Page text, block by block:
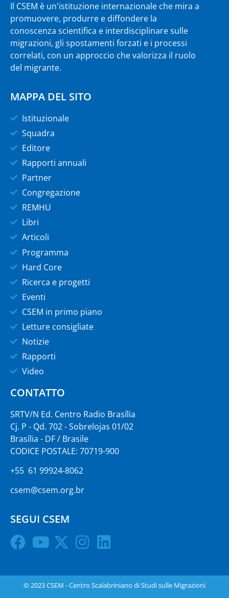
Il CSEM è un'istituzione internazionale che mira a
promuovere, produrre e diffondere la
conoscenza scientifica e interdisciplinare sulle
migrazioni, gli spostamenti forzati e i processi
correlati, con un approccio che valorizza il ruolo
del migrante.
MAPPA DEL SITO
Istituzionale
Squadra
Editore
Rapporti annuali
Partner
Congregazione
REMHU
Libri
Articoli
Programma
Hard Core
Ricerca e progetti
Eventi
CSEM in primo piano
Letture consigliate
Notizie
Rapporti
Video
CONTATTO
SRTV/N Ed. Centro Radio Brasília
Cj. P - Qd. 702 - Sobrelojas 01/02
Brasília - DF / Brasile
CODICE POSTALE: 70719-900
+55 61 99924-8062
csem@csem.org.br
SEGUI CSEM
© 2023 CSEM - Centro Scalabriniano di Studi sulle Migrazioni